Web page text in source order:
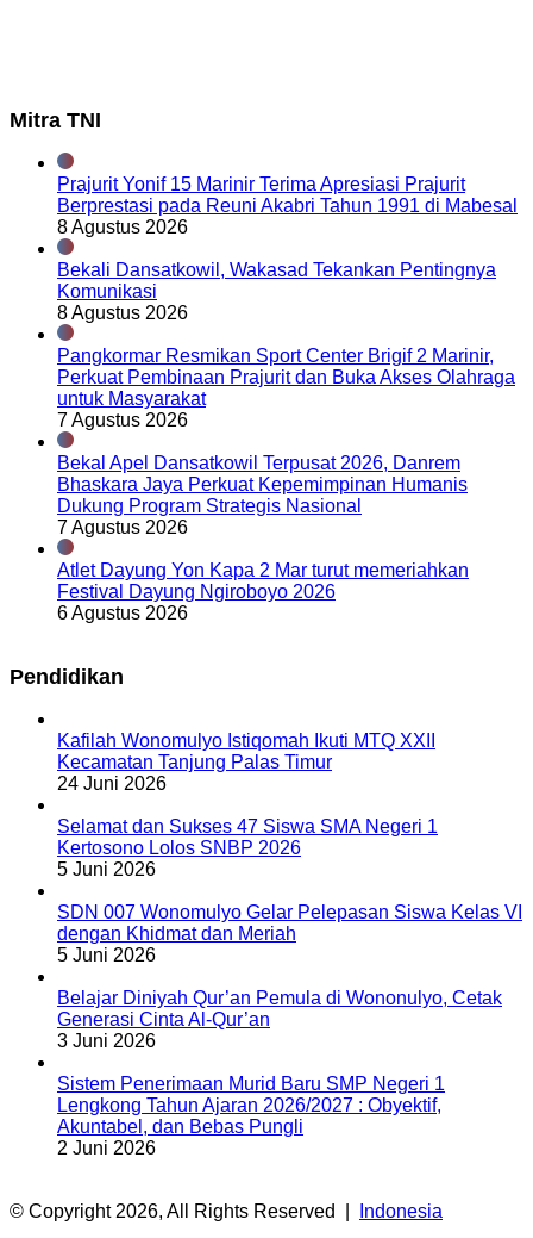
Mitra TNI
Prajurit Yonif 15 Marinir Terima Apresiasi Prajurit
Berprestasi pada Reuni Akabri Tahun 1991 di Mabesal
8 Agustus 2026
Bekali Dansatkowil, Wakasad Tekankan Pentingnya
Komunikasi
8 Agustus 2026
Pangkormar Resmikan Sport Center Brigif 2 Marinir,
Perkuat Pembinaan Prajurit dan Buka Akses Olahraga
untuk Masyarakat
7 Agustus 2026
Bekal Apel Dansatkowil Terpusat 2026, Danrem
Bhaskara Jaya Perkuat Kepemimpinan Humanis
Dukung Program Strategis Nasional
7 Agustus 2026
Atlet Dayung Yon Kapa 2 Mar turut memeriahkan
Festival Dayung Ngiroboyo 2026
6 Agustus 2026
Pendidikan
Kafilah Wonomulyo Istiqomah Ikuti MTQ XXII
Kecamatan Tanjung Palas Timur
24 Juni 2026
Selamat dan Sukses 47 Siswa SMA Negeri 1
Kertosono Lolos SNBP 2026
5 Juni 2026
SDN 007 Wonomulyo Gelar Pelepasan Siswa Kelas VI
dengan Khidmat dan Meriah
5 Juni 2026
Belajar Diniyah Qur’an Pemula di Wononulyo, Cetak
Generasi Cinta Al-Qur’an
3 Juni 2026
Sistem Penerimaan Murid Baru SMP Negeri 1
Lengkong Tahun Ajaran 2026/2027 : Obyektif,
Akuntabel, dan Bebas Pungli
2 Juni 2026
© Copyright 2026, All Rights Reserved |
Indonesia